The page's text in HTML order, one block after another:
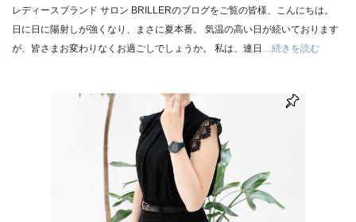
レディースブランド サロン BRILLERのブログをご覧の皆様、こんにちは。
日に日に陽射しが強くなり、まさに夏本番。 気温の高い日が続いております
が、皆さまお変わりなくお過ごしでしょうか。 私は、連日 …続きを読む